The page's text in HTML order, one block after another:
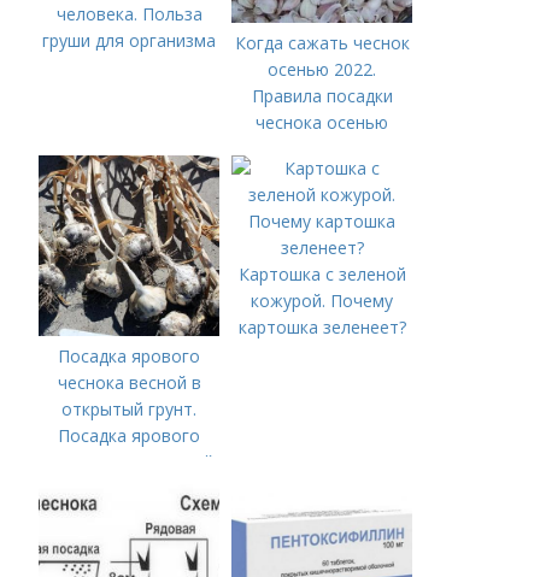
человека. Польза
груши для организма
Когда сажать чеснок
осенью 2022.
Правила посадки
чеснока осенью
Посадка ярового
чеснока весной в
открытый грунт.
Посадка ярового
чеснока в открытый
Картошка с зеленой
кожурой. Почему
картошка зеленеет?